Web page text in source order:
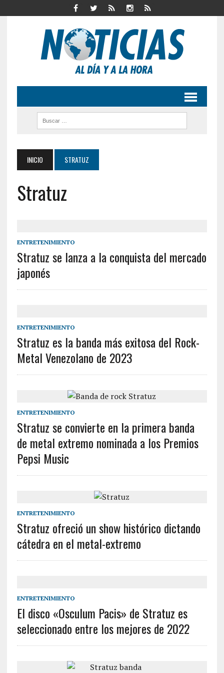
INICIO STRATUZ
Stratuz
ENTRETENIMIENTO
Stratuz se lanza a la conquista del mercado
japonés
ENTRETENIMIENTO
Stratuz es la banda más exitosa del Rock-
Metal Venezolano de 2023
ENTRETENIMIENTO
Stratuz se convierte en la primera banda
de metal extremo nominada a los Premios
Pepsi Music
ENTRETENIMIENTO
Stratuz ofreció un show histórico dictando
cátedra en el metal-extremo
ENTRETENIMIENTO
El disco «Osculum Pacis» de Stratuz es
seleccionado entre los mejores de 2022